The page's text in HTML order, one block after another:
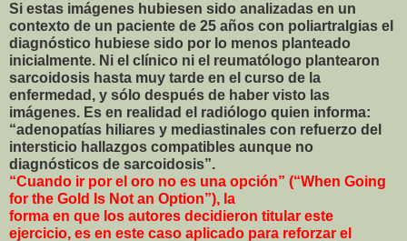
Si estas imágenes hubiesen sido analizadas en un
contexto de un paciente de 25 años con poliartralgias el
diagnóstico hubiese sido por lo menos planteado
inicialmente. Ni el clínico ni el reumatólogo plantearon
sarcoidosis hasta muy tarde en el curso de la
enfermedad, y sólo después de haber visto las
imágenes. Es en realidad el radiólogo quien informa:
“adenopatías hiliares y mediastinales con refuerzo del
intersticio hallazgos compatibles aunque no
diagnósticos de sarcoidosis”.
“Cuando ir por el oro no es una opción” (“When Going
for the Gold Is Not an Option”), la
forma en que los autores decidieron titular este
ejercicio, es en este caso aplicado para reforzar el